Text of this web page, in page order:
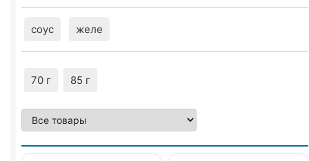
соус желе
70 г 85 г